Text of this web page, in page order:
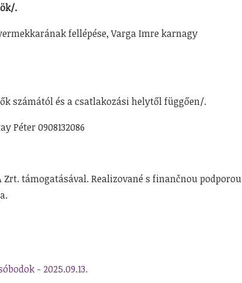
tábori püspök/.
fellépése, Varga Imre karnagy
számától és a csatlakozási helytől függően/.
Péter 0908132086
Zrt. támogatásával. Realizované s finančnou podporou
- 2025.09.13.